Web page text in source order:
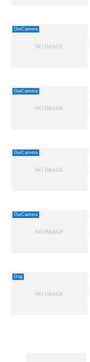
OurCamera
OurCamera
OurCamera
OurCamera
Dog